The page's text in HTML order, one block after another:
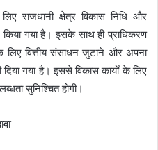
राजधानी क्षेत्र विकास निधि और
किया गया है। इसके साथ ही प्राधिकरण
वित्तीय संसाधन जुटाने और अपना
गया है। इससे विकास कार्यों के लिए
सुनिश्चित होगी।